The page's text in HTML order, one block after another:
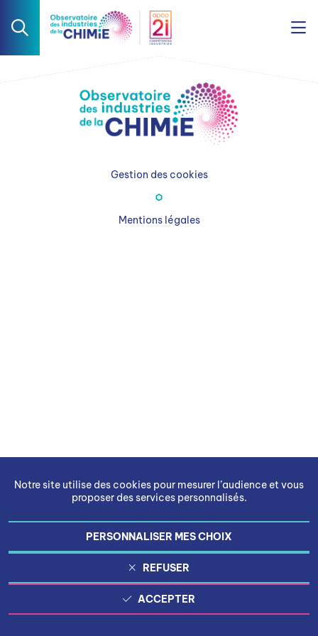
Notre site utilise des cookies pour mesurer l’audience et vous
proposer des services personnalisés.
PERSONNALISER MES CHOIX
REFUSER
ACCEPTER
Gestion des cookies
Mentions légales